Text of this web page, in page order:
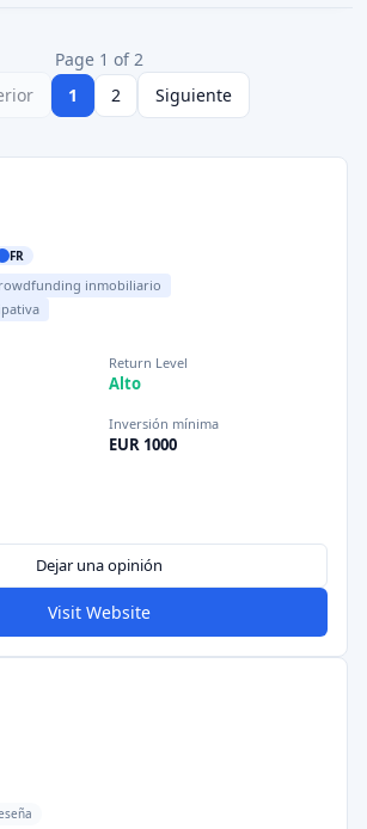
Page 1 of 2
1 2 Siguiente
FR
inmobiliario
Return Level
Alto
Inversión mínima
EUR 1000
Dejar una opinión
Visit Website